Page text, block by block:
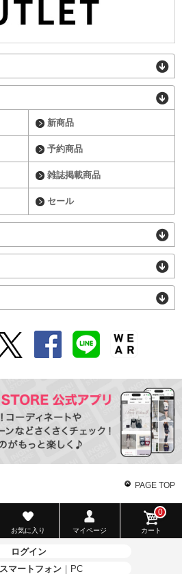
新商品
予約商品
雑誌掲載商品
セール
PAGE TOP
お気に入り マイページ カート
0
ログイン
スマートフォン ｜ PC